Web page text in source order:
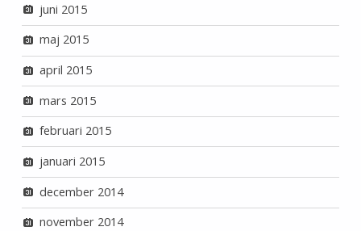
juni 2015
maj 2015
april 2015
mars 2015
februari 2015
januari 2015
december 2014
november 2014